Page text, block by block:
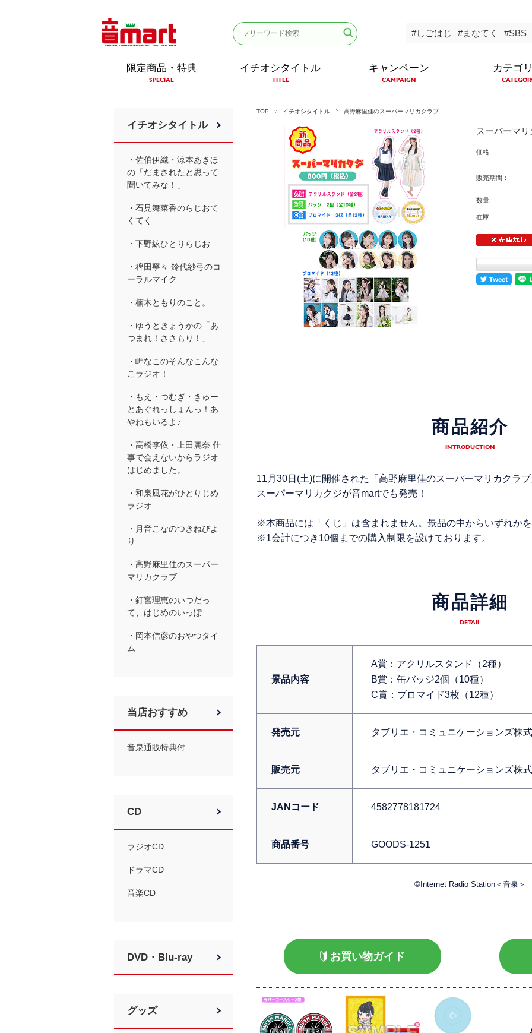
#しごはじ #まなてく #SBS
限定商品・特典
SPECIAL
イチオシタイトル
TITLE
キャンペーン
CAMPAIGN
カテゴ
TOP イチオシタイトル 高野麻里佳のスーパーマリカクラブ
スーパーマリ
価格:
販売期間：
数量:
在庫:
商品紹介
INTRODUCTION
11月30日(土)に開催された「高野麻里佳のスーパーマリカクラ
スーパーマリカクジが音martでも発売！
※本商品には「くじ」は含まれません。景品の中からいずれかを
※1会計につき10個までの購入制限を設けております。
商品詳細
DETAIL
景品内容
A賞：アクリルスタンド（2種）
B賞：缶バッジ2個（10種）
C賞：ブロマイド3枚（12種）
発売元 タブリエ・コミュニケーションズ株
販売元 タブリエ・コミュニケーションズ株
JANコード 4582778181724
商品番号 GOODS-1251
©Internet Radio Station＜音泉＞
お買い物ガイド
イチオシタイトル
・佐伯伊織・涼本あきほ
の「だまされたと思って
聞いてみな！」
・石見舞菜香のらじおて
くてく
・下野紘ひとりらじお
・稗田寧々 鈴代紗弓のコ
ーラルマイク
・楠木ともりのこと。
・ゆうときょうかの「あ
つまれ！ささもり！」
・岬なこのそんなこんな
こラジオ！
・もえ・つむぎ・きゅー
とあぐれっしょんっ！あ
やねもいるよ♪
・高橋李依・上田麗奈 仕
事で会えないからラジオ
はじめました。
・和泉風花がひとりじめ
ラジオ
・月音こなのつきねびよ
り
・高野麻里佳のスーパー
マリカクラブ
・釘宮理恵のいつだっ
て、はじめのいっぽ
・岡本信彦のおやつタイ
ム
当店おすすめ
音泉通販特典付
CD
ラジオCD
ドラマCD
音楽CD
DVD・Blu-ray
グッズ